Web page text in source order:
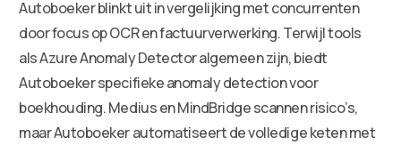
Autoboeker blinkt uit in vergelijking met concurrenten
door focus op OCR en factuurverwerking. Terwijl tools
als Azure Anomaly Detector algemeen zijn, biedt
Autoboeker specifieke anomaly detection voor
boekhouding. Medius en MindBridge scannen risico’s,
maar Autoboeker automatiseert de volledige keten met